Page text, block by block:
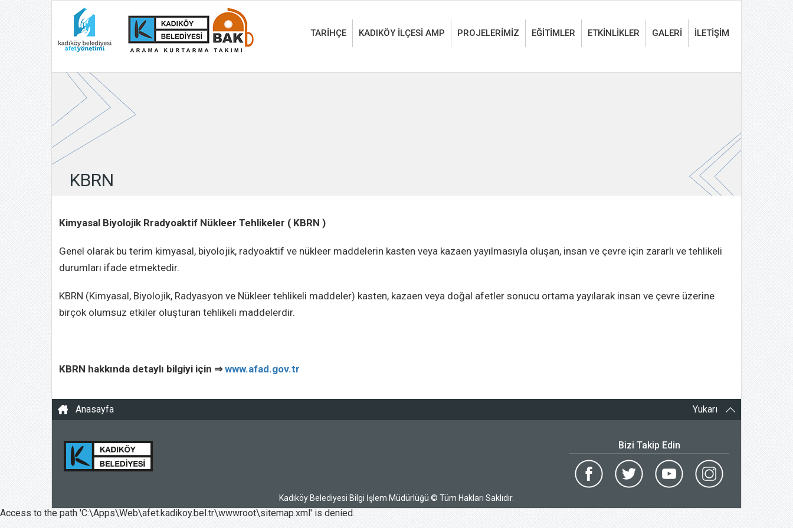
TARİHÇE KADIKÖY İLÇESİ AMP PROJELERİMİZ EĞİTİMLER ETKİNLİKLER GALERİ İLETİŞİM
KBRN
Kimyasal Biyolojik Rradyoaktif Nükleer Tehlikeler ( KBRN )
Genel olarak bu terim kimyasal, biyolojik, radyoaktif ve nükleer maddelerin kasten veya kazaen yayılmasıyla oluşan, insan ve çevre için zararlı ve tehlikeli
durumları ifade etmektedir.
KBRN (Kimyasal, Biyolojik, Radyasyon ve Nükleer tehlikeli maddeler) kasten, kazaen veya doğal afetler sonucu ortama yayılarak insan ve çevre üzerine
birçok olumsuz etkiler oluşturan tehlikeli maddelerdir.
KBRN hakkında detaylı bilgiyi için ⇒ www.afad.gov.tr
Anasayfa Yukarı
Bizi Takip Edin
Kadıköy Belediyesi Bilgi İşlem Müdürlüğü © Tüm Hakları Saklıdır.
Access to the path 'C:\Apps\Web\afet.kadikoy.bel.tr\wwwroot\sitemap.xml' is denied.